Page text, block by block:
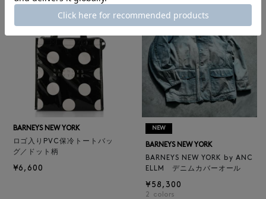
BARNEYS NEW YORK
ロゴ入りPVC保冷トートバッ
グ／ドット柄
¥6,600
NEW
BARNEYS NEW YORK
BARNEYS NEW YORK by ANC
ELLM デニムカバーオール
¥58,300
2 colors